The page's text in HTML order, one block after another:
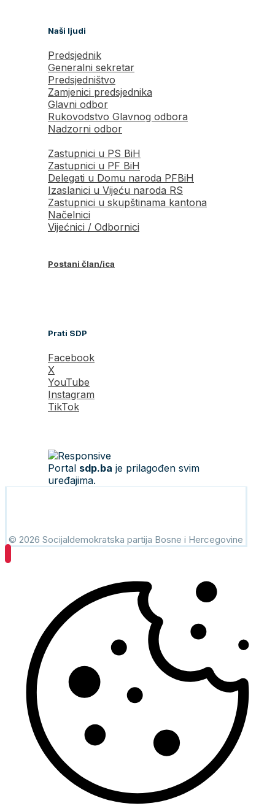
Naši ljudi
Predsjednik
Generalni sekretar
Predsjedništvo
Zamjenici predsjednika
Glavni odbor
Rukovodstvo Glavnog odbora
Nadzorni odbor
Zastupnici u PS BiH
Zastupnici u PF BiH
Delegati u Domu naroda PFBiH
Izaslanici u Vijeću naroda RS
Zastupnici u skupštinama kantona
Načelnici
Vijećnici / Odbornici
Postani član/ica
Prati SDP
Facebook
X
YouTube
Instagram
TikTok
Portal sdp.ba je prilagođen svim
uređajima.
© 2026 Socijaldemokratska partija Bosne i Hercegovine